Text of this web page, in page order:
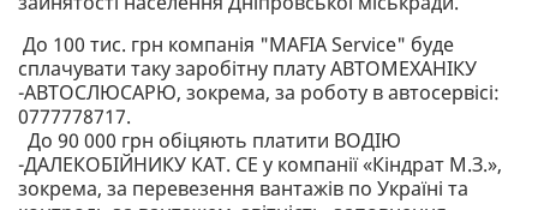
До 100 тис. грн компанія "MAFIA Service" буде
сплачувати таку заробітну плату АВТОМЕХАНІКУ
-АВТОСЛЮСАРЮ, зокрема, за роботу в автосервісі:
0777778717.
До 90 000 грн обіцяють платити ВОДІЮ
-ДАЛЕКОБІЙНИКУ КАТ. СЕ у компанії «Кіндрат М.З.»,
зокрема, за перевезення вантажів по Україні та